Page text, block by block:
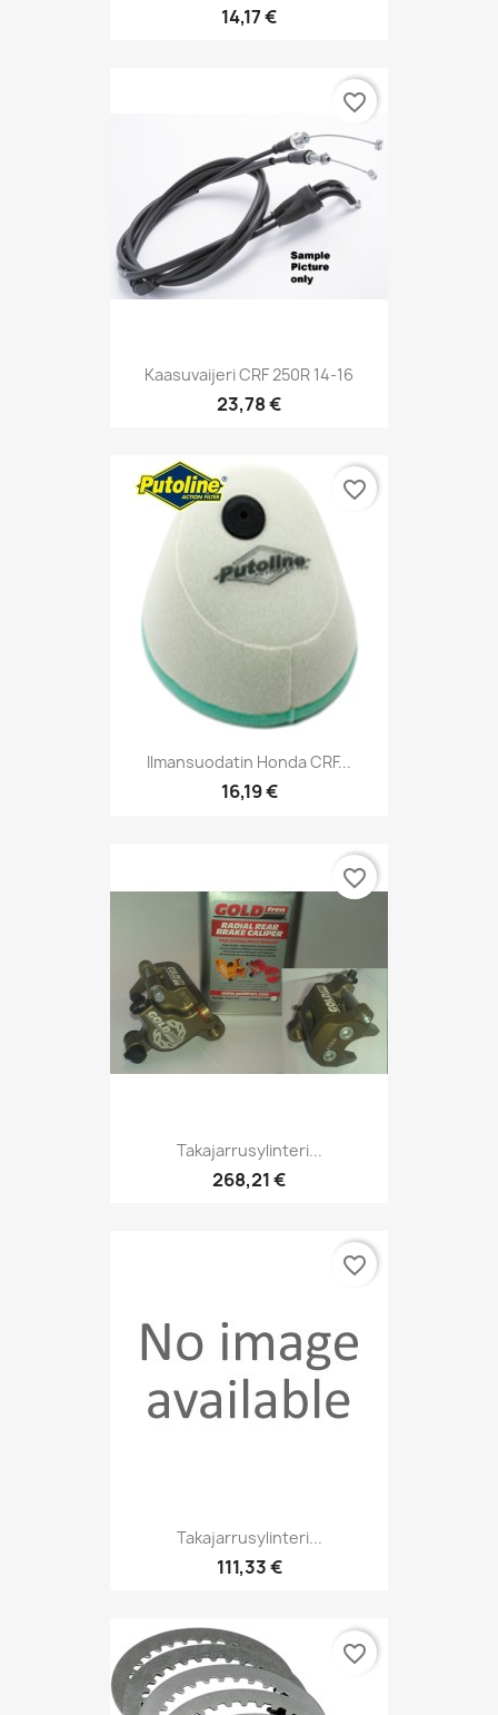
14,17 €
Kaasuvaijeri CRF 250R 14-16
23,78 €
favorite_border
Ilmansuodatin Honda CRF...
16,19 €
favorite_border
Takajarrusylinteri...
268,21 €
favorite_border
Takajarrusylinteri...
111,33 €
favorite_border
favorite_border